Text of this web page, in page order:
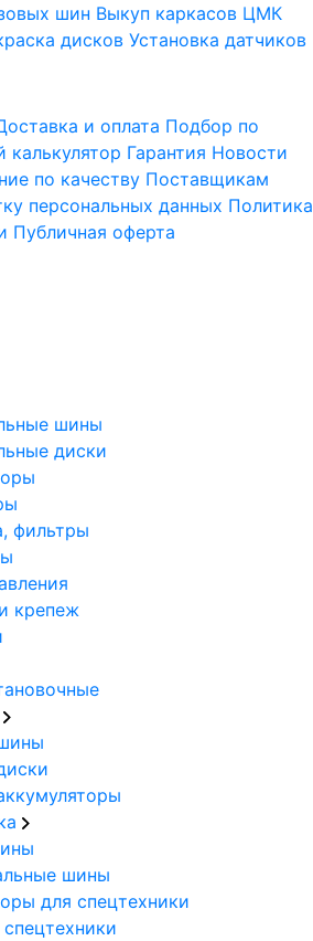
шин Выкуп каркасов ЦМК
дисков Установка датчиков
и оплата Подбор по
Гарантия Новости
по качеству Поставщикам
персональных данных Политика
Публичная оферта
шины
диски
фильтры
крепеж
шины
для спецтехники